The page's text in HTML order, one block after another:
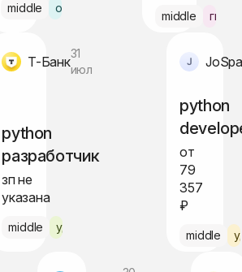
middle офис
middle
Т-Банк
31
июл
python
разработчик
зп не
указана
middle удалённо
python
от
79
357
₽
middle